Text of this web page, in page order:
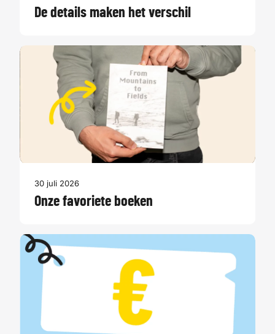
De details maken het verschil
30 juli 2026
Onze favoriete boeken